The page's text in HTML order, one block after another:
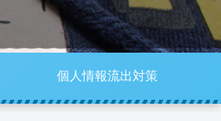
個人情報流出対策